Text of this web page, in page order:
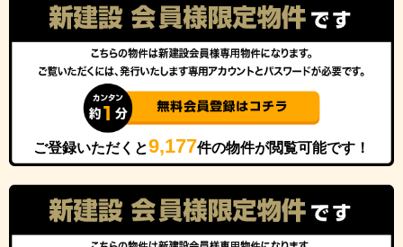
ご登録いただくと9,177件の物件が閲覧可能です！